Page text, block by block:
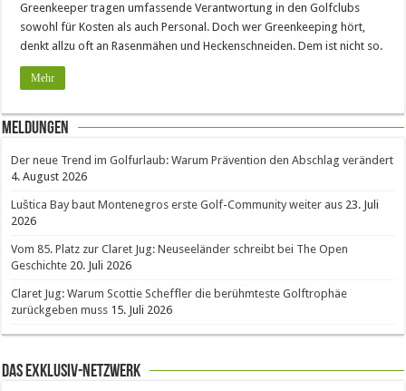
Greenkeeper tragen umfassende Verantwortung in den Golfclubs
sowohl für Kosten als auch Personal. Doch wer Greenkeeping hört,
denkt allzu oft an Rasenmähen und Heckenschneiden. Dem ist nicht so.
Mehr
Meldungen
Der neue Trend im Golfurlaub: Warum Prävention den Abschlag verändert
4. August 2026
Luštica Bay baut Montenegros erste Golf-Community weiter aus 23. Juli
2026
Vom 85. Platz zur Claret Jug: Neuseeländer schreibt bei The Open
Geschichte 20. Juli 2026
Claret Jug: Warum Scottie Scheffler die berühmteste Golftrophäe
zurückgeben muss 15. Juli 2026
Das Exklusiv-Netzwerk